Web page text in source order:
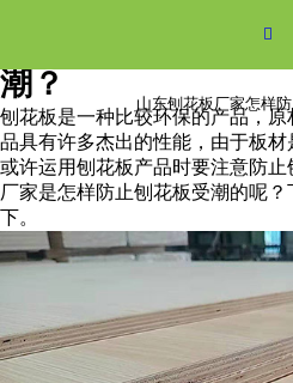

山东刨花板厂家怎样
山东刨花板厂家怎
潮？
刨花板是一种比较环保的产品，
品具有许多杰出的性能，由于板
或许运用刨花板产品时要注意防
厂家是怎样防止刨花板受潮的呢
下。